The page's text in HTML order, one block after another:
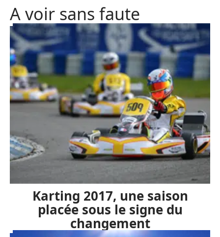
A voir sans faute
Karting 2017, une saison
placée sous le signe du
changement